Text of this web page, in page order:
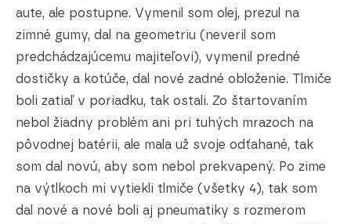
aute, ale postupne. Vymenil som olej, prezul na
zimné gumy, dal na geometriu (neveril som
predchádzajúcemu majiteľovi), vymenil predné
dostičky a kotúče, dal nové zadné obloženie. Tlmiče
boli zatiaľ v poriadku, tak ostali. Zo štartovaním
nebol žiadny problém ani pri tuhých mrazoch na
pôvodnej batérii, ale mala už svoje odťahané, tak
som dal novú, aby som nebol prekvapený. Po zime
na výtlkoch mi vytiekli tlmiče (všetky 4), tak som
dal nové a nové boli aj pneumatiky s rozmerom